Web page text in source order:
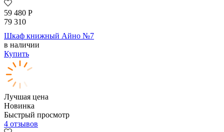
59 480 Р
79 310
Шкаф книжный Айно №7
в наличии
Купить
Лучшая цена
Новинка
Быстрый просмотр
4 отзывов